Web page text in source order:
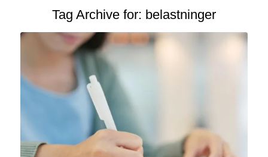
Tag Archive for: belastninger